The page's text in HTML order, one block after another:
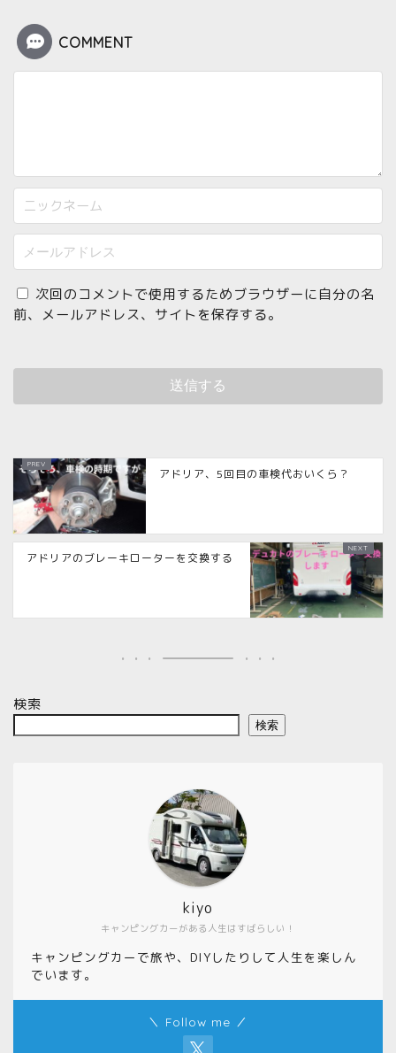
COMMENT
次回のコメントで使用するためブラウザーに自分の名
前、メールアドレス、サイトを保存する。
アドリア、5回目の車検代おいくら？
アドリアのブレーキローターを交換する
検索
検索
キャンピングカーがある人生はすばらしい！
kiyo
キャンピングカーで旅や、DIYしたりして人生を楽しん
でいます。
＼ Follow me ／